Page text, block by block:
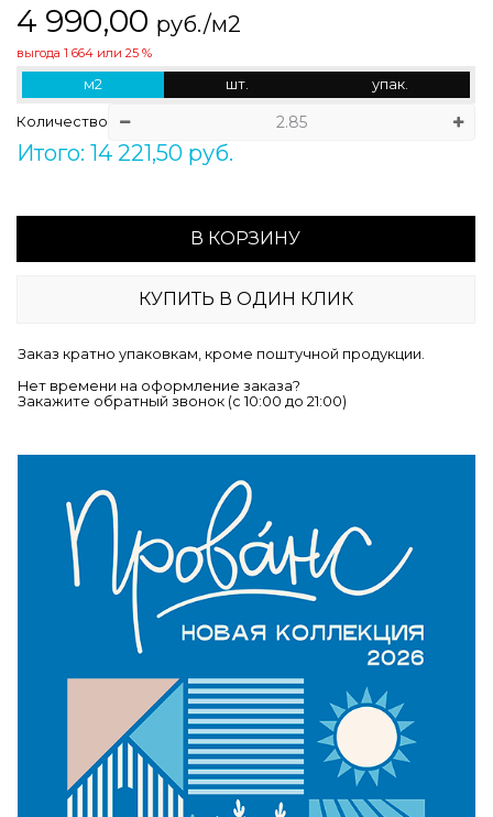
4 990,00 руб./м2
выгода 1 664или 25 %
м2 шт. упак.
Количество
Итого: 14 221,50 руб.
В КОРЗИНУ
КУПИТЬ В ОДИН КЛИК
Заказ кратно упаковкам, кроме поштучной продукции.
Нет времени на оформление заказа?
Закажите обратный звонок (c 10:00 до 21:00)